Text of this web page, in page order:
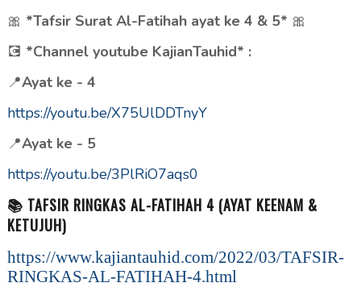
🎀 *Tafsir Surat Al-Fatihah ayat ke 4 & 5* 🎀
💽 *Channel youtube KajianTauhid* :
📍Ayat ke - 4
https://youtu.be/X75UlDDTnyY
📍Ayat ke - 5
https://youtu.be/3PlRiO7aqs0
📚 TAFSIR RINGKAS AL-FATIHAH 4 (AYAT KEENAM &
KETUJUH)
https://www.kajiantauhid.com/2022/03/TAFSIR-
RINGKAS-AL-FATIHAH-4.html